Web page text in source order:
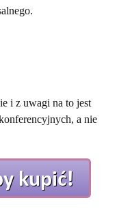
i z uwagi na to jest
a nie